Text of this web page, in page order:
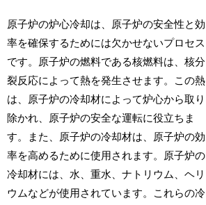
原子炉の炉心冷却は、原子炉の安全性と効
率を確保するためには欠かせないプロセス
です。原子炉の燃料である核燃料は、核分
裂反応によって熱を発生させます。この熱
は、原子炉の冷却材によって炉心から取り
除かれ、原子炉の安全な運転に役立ちま
す。また、原子炉の冷却材は、原子炉の効
率を高めるために使用されます。原子炉の
冷却材には、水、重水、ナトリウム、ヘリ
ウムなどが使用されています。これらの冷